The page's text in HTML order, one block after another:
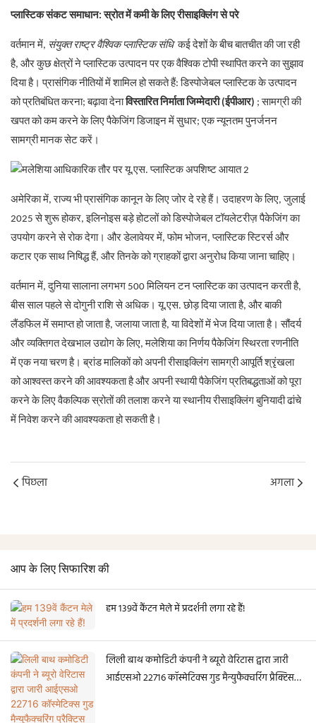
प्लास्टिक संकट समाधान: स्रोत में कमी के लिए रीसाइक्लिंग से परे
वर्तमान में, संयुक्त राष्ट्र वैश्विक प्लास्टिक संधिकई देशों के बीच बातचीत की जा रही
है, और कुछ क्षेत्रों ने प्लास्टिक उत्पादन पर एक वैश्विक टोपी स्थापित करने का सुझाव
दिया है। प्रासंगिक नीतियों में शामिल हो सकते हैं: डिस्पोजेबल प्लास्टिक के उत्पादन
को प्रतिबंधित करना; बढ़ावा देनाविस्तारित निर्माता जिम्मेदारी (ईपीआर) ; सामग्री की
खपत को कम करने के लिए पैकेजिंग डिजाइन में सुधार; एक न्यूनतम पुनर्जनन
सामग्री मानक सेट करें।
अमेरिका में, राज्य भी प्रासंगिक कानून के लिए जोर दे रहे हैं। उदाहरण के लिए, जुलाई
2025 से शुरू होकर, इलिनोइस बड़े होटलों को डिस्पोजेबल टॉयलेटरीज़ पैकेजिंग का
उपयोग करने से रोक देगा। और डेलावेयर में, फोम भोजन, प्लास्टिक स्टिरर्स और
कटार एक साथ निषिद्ध हैं, और तिनके को ग्राहकों द्वारा अनुरोध किया जाना चाहिए।
वर्तमान में, दुनिया सालाना लगभग 500 मिलियन टन प्लास्टिक का उत्पादन करती है,
बीस साल पहले से दोगुनी राशि से अधिक। यू.एस. छोड़ दिया जाता है, और बाकी
लैंडफिल में समाप्त हो जाता है, जलाया जाता है, या विदेशों में भेज दिया जाता है। सौंदर्य
और व्यक्तिगत देखभाल उद्योग के लिए, मलेशिया का निर्णय पैकेजिंग स्थिरता रणनीति
में एक नया चरण है। ब्रांड मालिकों को अपनी रीसाइक्लिंग सामग्री आपूर्ति श्रृंखला
को आश्वस्त करने की आवश्यकता है और अपनी स्थायी पैकेजिंग प्रतिबद्धताओं को पूरा
करने के लिए वैकल्पिक स्रोतों की तलाश करने या स्थानीय रीसाइक्लिंग बुनियादी ढांचे
में निवेश करने की आवश्यकता हो सकती है।
पिछला अगला
आप के लिए सिफारिश की
हम 139वें कैंटन मेले में प्रदर्शनी लगा रहे हैं!
लिली बाथ कमोडिटी कंपनी ने ब्यूरो वेरिटास द्वारा जारी
आईएसओ 22716 कॉस्मेटिक्स गुड मैन्युफैक्चरिंग प्रैक्टिस